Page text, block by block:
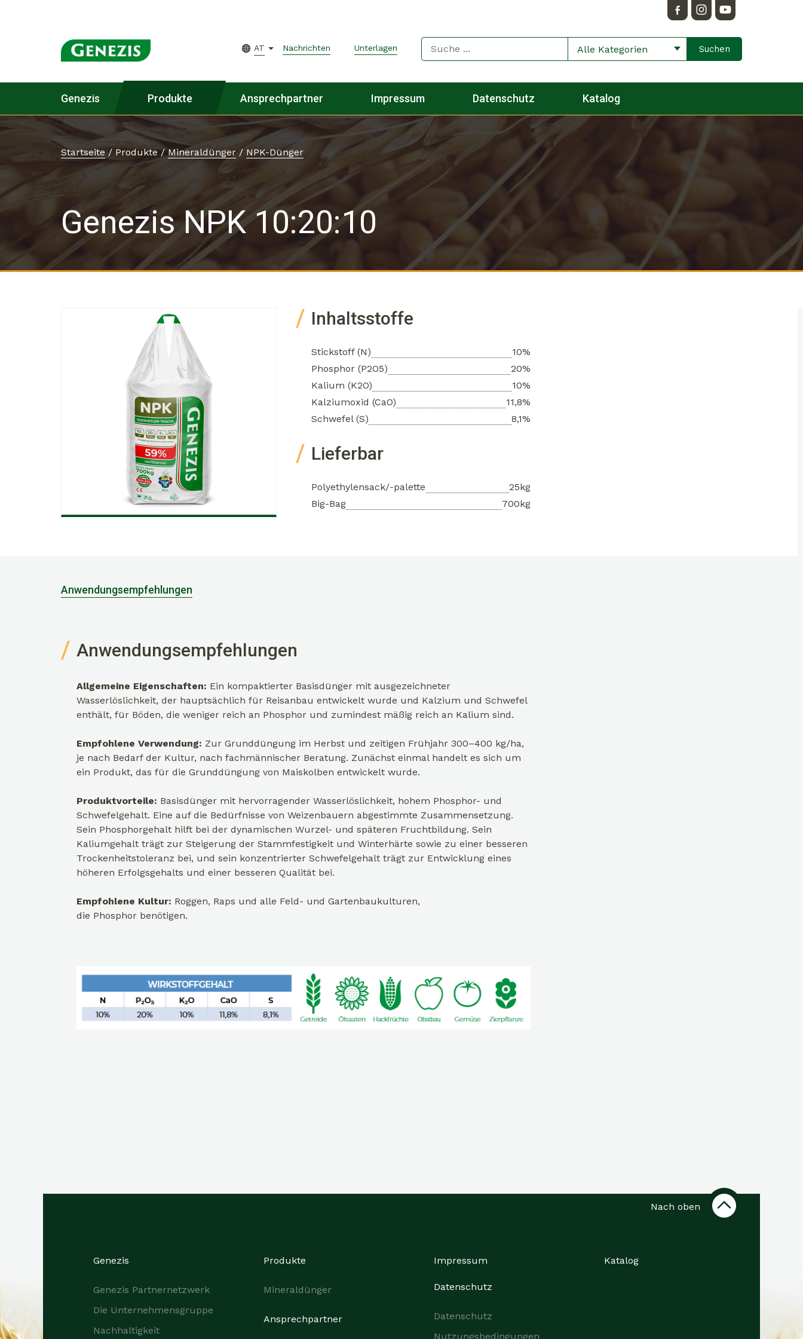
AT Nachrichten Unterlagen Alle Kategorien
Genezis Produkte Ansprechpartner Impressum Datenschutz Katalog
Startseite / Produkte/Mineraldünger/ NPK-Dünger
Genezis NPK 10:20:10
Inhaltsstoffe
Stickstoff (N)
10%
Phosphor (P2O5)
20%
Kalium (K2O)
10%
Kalziumoxid (CaO)
11,8%
Schwefel (S)
8,1%
Lieferbar
Polyethylensack/-palette
25kg
Big-Bag
700kg
Anwendungsempfehlungen
Anwendungsempfehlungen
Allgemeine Eigenschaften: Ein kompaktierter Basisdünger mit ausgezeichneter
Wasserlöslichkeit, der hauptsächlich für Reisanbau entwickelt wurde und Kalzium und Schwefel
enthält, für Böden, die weniger reich an Phosphor und zumindest mäßig reich an Kalium sind.
Empfohlene Verwendung: Zur Grunddüngung im Herbst und zeitigen Frühjahr 300–400 kg/ha,
je nach Bedarf der Kultur, nach fachmännischer Beratung. Zunächst einmal handelt es sich um
ein Produkt, das für die Grunddüngung von Maiskolben entwickelt wurde.
Produktvorteile: Basisdünger mit hervorragender Wasserlöslichkeit, hohem Phosphor- und
Schwefelgehalt. Eine auf die Bedürfnisse von Weizenbauern abgestimmte Zusammensetzung.
Sein Phosphorgehalt hilft bei der dynamischen Wurzel- und späteren Fruchtbildung. Sein
Kaliumgehalt trägt zur Steigerung der Stammfestigkeit und Winterhärte sowie zu einer besseren
Trockenheitstoleranz bei, und sein konzentrierter Schwefelgehalt trägt zur Entwicklung eines
höheren Erfolgsgehalts und einer besseren Qualität bei.
Empfohlene Kultur: Roggen, Raps und alle Feld- und Gartenbaukulturen,
die Phosphor benötigen.
Nach oben
Genezis
Genezis Partnernetzwerk
Die Unternehmensgruppe
Nachhaltigkeit
Produkte
Mineraldünger
Ansprechpartner
Impressum
Datenschutz
Datenschutz
Nutzungsbedingungen
Katalog